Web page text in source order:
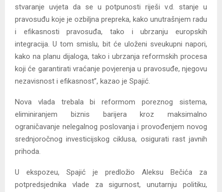
stvaranje uvjeta da se u potpunosti riješi v.d. stanje u
pravosuđu koje je ozbiljna prepreka, kako unutrašnjem radu
i efikasnosti pravosuđa, tako i ubrzanju europskih
integracija. U tom smislu, bit će uloženi sveukupni napori,
kako na planu dijaloga, tako i ubrzanja reformskih procesa
koji će garantirati vraćanje povjerenja u pravosuđe, njegovu
nezavisnost i efikasnost”, kazao je Spajić.
Nova vlada trebala bi reformom poreznog sistema,
eliminiranjem biznis barijera kroz maksimalno
ograničavanje nelegalnog poslovanja i provođenjem novog
srednjoročnog investicijskog ciklusa, osigurati rast javnih
prihoda.
U ekspozeu, Spajić je predložio Aleksu Bečića za
potpredsjednika vlade za sigurnost, unutarnju politiku,